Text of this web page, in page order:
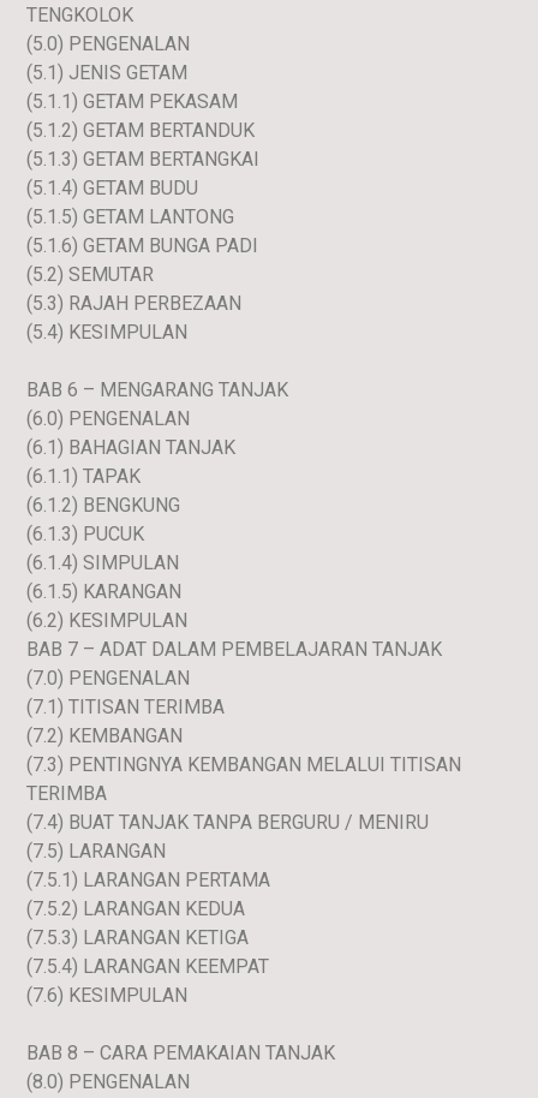
TENGKOLOK
(5.0) PENGENALAN
(5.1) JENIS GETAM
(5.1.1) GETAM PEKASAM
(5.1.2) GETAM BERTANDUK
(5.1.3) GETAM BERTANGKAI
(5.1.4) GETAM BUDU
(5.1.5) GETAM LANTONG
(5.1.6) GETAM BUNGA PADI
(5.2) SEMUTAR
(5.3) RAJAH PERBEZAAN
(5.4) KESIMPULAN
BAB 6 – MENGARANG TANJAK
(6.0) PENGENALAN
(6.1) BAHAGIAN TANJAK
(6.1.1) TAPAK
(6.1.2) BENGKUNG
(6.1.3) PUCUK
(6.1.4) SIMPULAN
(6.1.5) KARANGAN
(6.2) KESIMPULAN
BAB 7 – ADAT DALAM PEMBELAJARAN TANJAK
(7.0) PENGENALAN
(7.1) TITISAN TERIMBA
(7.2) KEMBANGAN
(7.3) PENTINGNYA KEMBANGAN MELALUI TITISAN
TERIMBA
(7.4) BUAT TANJAK TANPA BERGURU / MENIRU
(7.5) LARANGAN
(7.5.1) LARANGAN PERTAMA
(7.5.2) LARANGAN KEDUA
(7.5.3) LARANGAN KETIGA
(7.5.4) LARANGAN KEEMPAT
(7.6) KESIMPULAN
BAB 8 – CARA PEMAKAIAN TANJAK
(8.0) PENGENALAN